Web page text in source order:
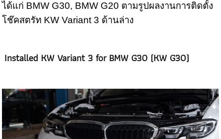
ได้แก่ BMW G30, BMW G20 ตามรูปผลงานการติดตั้ง
โช๊คสตรัท KW Variant 3 ด้านล่าง
Installed KW Variant 3 forBMW G30 (KW G30)